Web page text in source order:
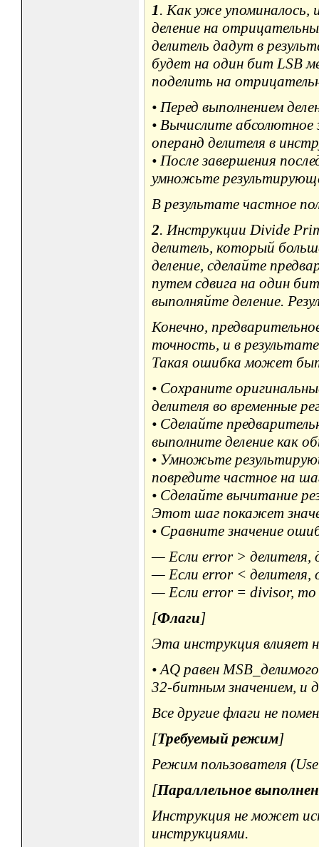
1. Как уже
деление на
делитель дадут в
будет на один бит LSB
поделить на
• Перед выполнением
• Вычислите абсолютное
операнд делителя в
• После завершения
умножьте
В результате частное
2. Инструкции Divide
делитель, который
деление, сделайте
путем сдвига на один
выполняйте деление.
Конечно,
точность, и в
Такая ошибка может
• Сохраните
делителя во временные
• Сделайте
выполните деление как
• Умножьте
повредите частное на
• Сделайте вычитание
Этот шаг покажет
• Сравните значение
— Если error > делителя,
— Если error < делителя,
— Если error = divisor, то
[Флаги]
Эта инструкция влияет
• AQ равен
32-битным значением, и
Все другие флаги не
[Требуемый режим]
Режим пользователя
[Параллельное
Инструкция не может
инструкциями.